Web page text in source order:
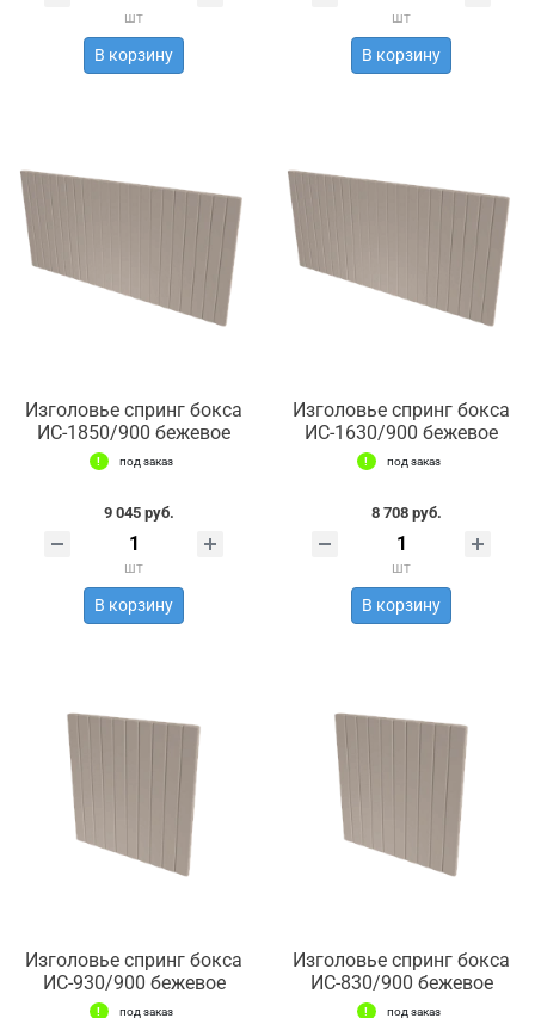
шт
В корзину
шт
В корзину
Изголовье спринг бокса
ИС-1850/900 бежевое
под заказ
9 045 руб.
шт
В корзину
Изголовье спринг бокса
ИС-1630/900 бежевое
под заказ
8 708 руб.
шт
В корзину
Изголовье спринг бокса
ИС-930/900 бежевое
под заказ
Изголовье спринг бокса
ИС-830/900 бежевое
под заказ